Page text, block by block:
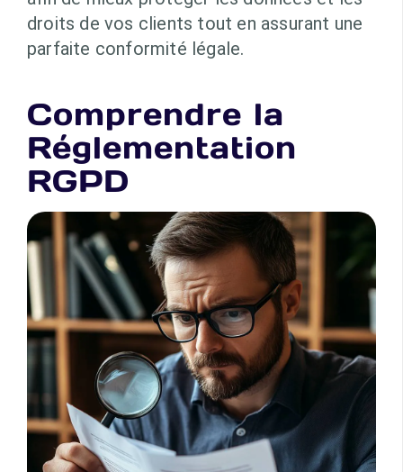
droits de vos clients tout en assurant une
parfaite conformité légale.
Comprendre la
Réglementation
RGPD